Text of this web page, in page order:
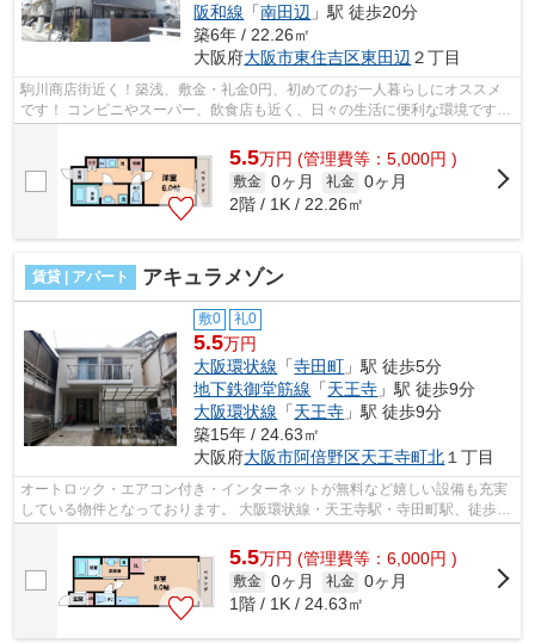
阪和線 「南田辺 」駅 徒歩20分
築6年 / 22.26㎡
大阪府大阪市東住吉区東田辺 ２丁目
駒川商店街近く！築浅、敷金・礼金0円、初めてのお一人暮らしにオススメ
です！ コンビニやスーパー、飲食店も近く、日々の生活に便利な環境です！
■□■□■□■□■□■□■□■□■□■□■□■□■□■□■□■□...
5.5万円 (管理費等：5,000円 )
敷金 0ヶ月 礼金 0ヶ月
2階 / 1K / 22.26㎡
賃貸 | アパート アキュラメゾン
敷0 礼0
5.5万円
大阪環状線 「寺田町 」駅 徒歩5分
地下鉄御堂筋線 「天王寺 」駅 徒歩9分
大阪環状線 「天王寺 」駅 徒歩9分
築15年 / 24.63㎡
大阪府大阪市阿倍野区天王寺町北 １丁目
オートロック・エアコン付き・インターネットが無料など嬉しい設備も充実
している物件となっております。 大阪環状線・天王寺駅・寺田町駅、徒歩圏
内！スーパー・コンビニ・ホームセ...
5.5万円 (管理費等：6,000円 )
敷金 0ヶ月 礼金 0ヶ月
1階 / 1K / 24.63㎡